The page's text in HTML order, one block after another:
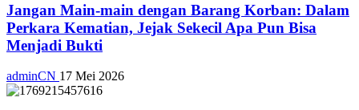
Jangan Main-main dengan Barang Korban: Dalam
Perkara Kematian, Jejak Sekecil Apa Pun Bisa
Menjadi Bukti
adminCN 17 Mei 2026